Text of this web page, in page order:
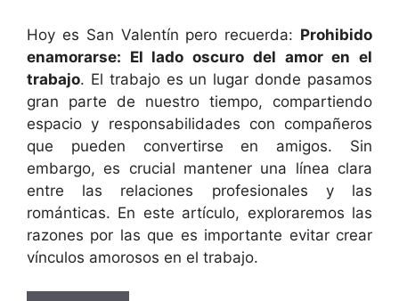
Hoy es San Valentín pero recuerda: Prohibido
enamorarse: El lado oscuro del amor en el
trabajo. El trabajo es un lugar donde pasamos
gran parte de nuestro tiempo, compartiendo
espacio y responsabilidades con compañeros
que pueden convertirse en amigos. Sin
embargo, es crucial mantener una línea clara
entre las relaciones profesionales y las
románticas. En este artículo, exploraremos las
razones por las que es importante evitar crear
vínculos amorosos en el trabajo.